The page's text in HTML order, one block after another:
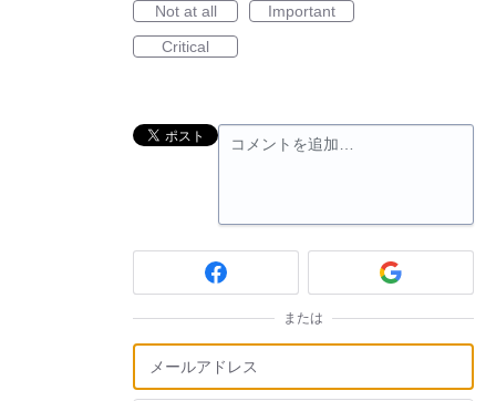
Not at all
Important
Critical
コメントを追加…
または